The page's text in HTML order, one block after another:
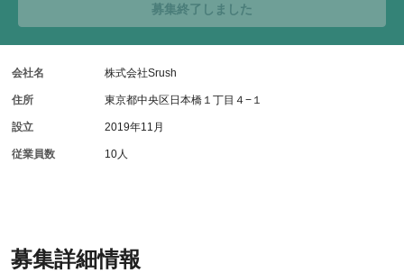
募集詳細情報
募集終了しました
会社名 株式会社Srush
住所 東京都中央区日本橋１丁目４−１
設立 2019年11月
従業員数 10人